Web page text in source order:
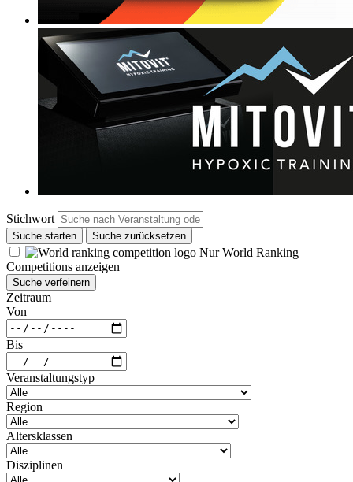
Stichwort
Suche starten Suche zurücksetzen
Nur World Ranking
Competitions anzeigen
Suche verfeinern
Zeitraum
Von
Bis
Veranstaltungstyp
Region
Altersklassen
Disziplinen